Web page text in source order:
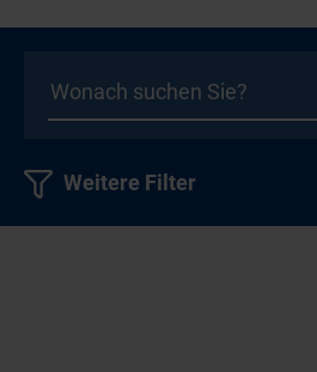
Weitere Filter